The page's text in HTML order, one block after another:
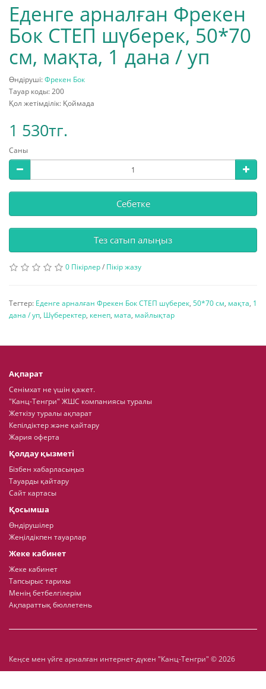
Еденге арналған Фрекен
Бок СТЕП шүберек, 50*70
см, мақта, 1 дана / уп
Өндіруші:Фрекен Бок
Тауар коды: 200
Қол жетімділік: Қоймада
1 530тг.
Саны
Себетке
Тез сатып алыңыз
0 Пікірлер/ Пікір жазу
Тегтер: Еденге арналған Фрекен Бок СТЕП шүберек, 50*70 см, мақта, 1
дана / уп, Шүберектер, кенеп, мата, майлықтар
Ақпарат
Сенімхат не үшін қажет.
"Канц-Тенгри" ЖШС компаниясы туралы
Жеткізу туралы ақпарат
Кепілдіктер және қайтару
Жария оферта
Қолдау қызметі
Бізбен хабарласыңыз
Тауарды қайтару
Сайт картасы
Қосымша
Өндірушілер
Жеңілдікпен тауарлар
Жеке кабинет
Жеке кабинет
Тапсырыс тарихы
Менің бетбелгілерім
Ақпараттық бюллетень
Кеңсе мен үйге арналған интернет-дүкен "Канц-Тенгри" © 2026